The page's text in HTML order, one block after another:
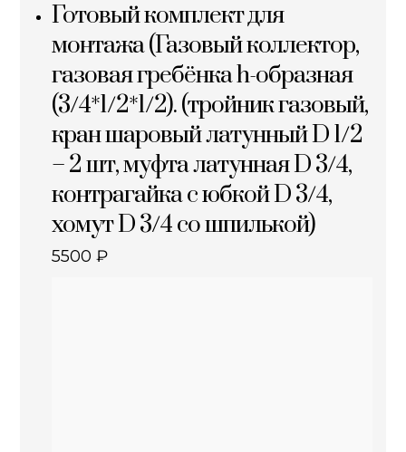
Готовый комплект для
монтажа (Газовый коллектор,
газовая гребёнка h-образная
(3/4*1/2*1/2). (тройник газовый,
кран шаровый латунный D 1/2
– 2 шт, муфта латунная D 3/4,
контрагайка с юбкой D 3/4,
хомут D 3/4 со шпилькой)
5500₽